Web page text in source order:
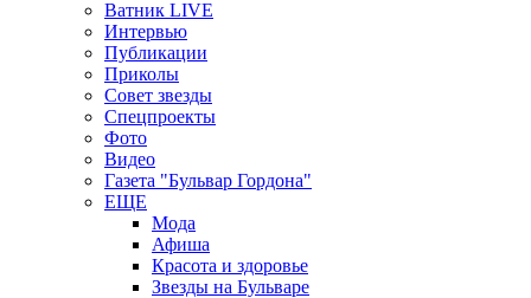
Ватник LIVE
Интервью
Публикации
Приколы
Совет звезды
Спецпроекты
Фото
Видео
Газета "Бульвар Гордона"
ЕЩЕ
Мода
Афиша
Красота и здоровье
Звезды на Бульваре